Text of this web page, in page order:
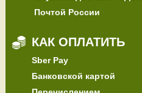
Почтой России
КАК ОПЛАТИТЬ
Sber Pay
Банковской картой